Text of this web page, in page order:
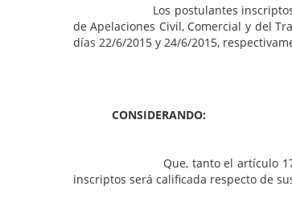
Los postulantes inscriptos al
de Apelaciones Civil, Comercial y del
días 22/6/2015 y 24/6/2015,
CONSIDERANDO:
Que, tanto el artículo 17 de la Ley
inscriptos será calificada respecto de